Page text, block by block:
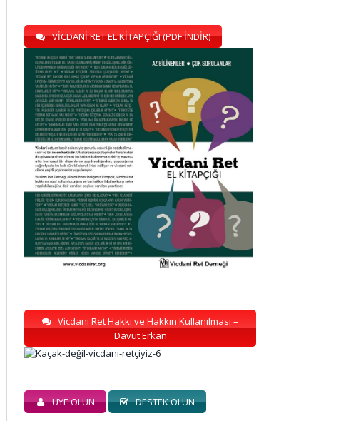
VİCDANİ RET EL KİTAPÇIĞI (PDF İNDİR)
Vicdani Ret Hakkı ve Hakkın Kullanılması –
Davut Erkan
ÜYE OLUN DESTEK OLUN